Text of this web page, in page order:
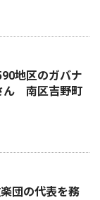
地区のガバナ
ん 南区吉野町
団の代表を務